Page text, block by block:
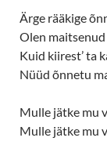
Ärge rääkige
Olen maitsenud
Kuid kiirest’ ta
Nüüd õnnetu
Mulle jätke mu
Mulle jätke mu